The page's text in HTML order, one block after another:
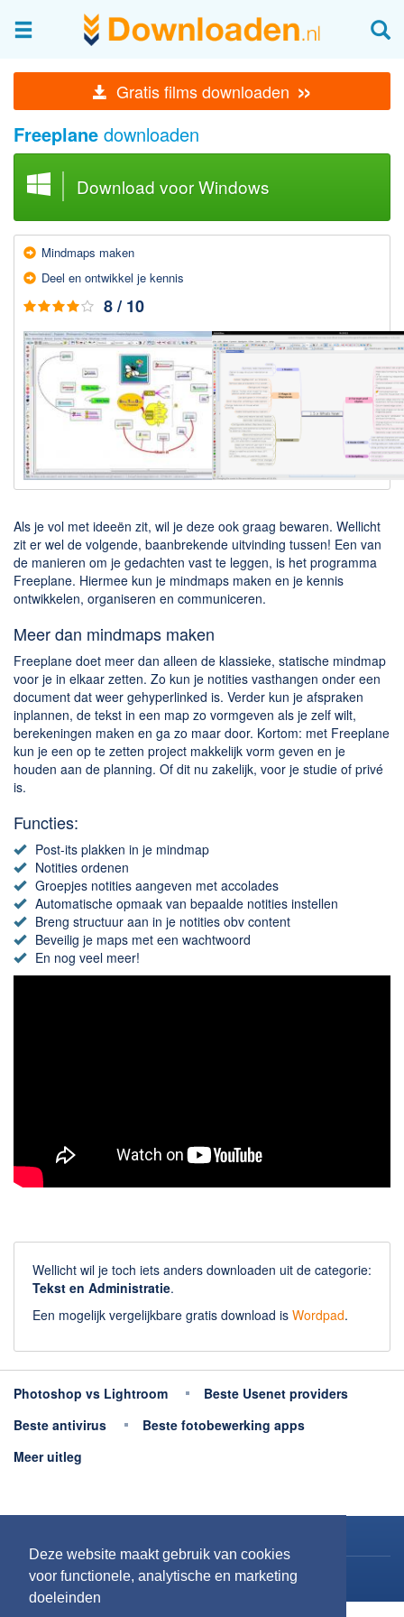
Deze website maakt gebruik van cookies
voor functionele, analytische en marketing
doeleinden
Gratis films downloaden »
Afbeeldingen & fotografie
Beheren en bekijken
Afbeelding & foto bewerken
Foto apps
Screenshots Maken
Audio & Video
Branden en Rippen
Media streamen
Mediaspeler
Opnemen Audio en Video
Video bewerken
Downloaden
BitTorrent Clients
Nieuwslezers (Downloaden via usenet)
Onderhoud & Veiligheid
Computer opschonen
Veilig online
Productiviteit
Adresboek en contacten
Planning en organisatie
Tekst en Administratie
Overige
Parkeer apps
Rar en Zip (Compressie - Unzip)
Shopping
Spelletjes en Games
Webbrowsers
Freeplane downloaden
Download voor Windows
Mind­maps maken
Deel en ontwikkel je kennis
8 / 10
Als je vol met ideeën zit, wil je deze ook graag bewaren. Wellicht
zit er wel de volgende, baanbrekende uitvinding tussen! Een van
de manieren om je gedachten vast te leggen, is het programma
Freeplane. Hiermee kun je mindmaps maken en je kennis
ontwikkelen, organiseren en communiceren.
Meer dan mindmaps maken
Freeplane doet meer dan alleen de klassieke, statische mindmap
voor je in elkaar zetten. Zo kun je notities vasthangen onder een
document dat weer gehyperlinked is. Verder kun je afspraken
inplannen, de tekst in een map zo vormgeven als je zelf wilt,
berekeningen maken en ga zo maar door. Kortom: met Freeplane
kun je een op te zetten project makkelijk vorm geven en je
houden aan de planning. Of dit nu zakelijk, voor je studie of privé
is.
Functies:
Post-its plakken in je mindmap
Notities ordenen
Groepjes notities aangeven met accolades
Automatische opmaak van bepaalde notities instellen
Breng structuur aan in je notities obv content
Beveilig je maps met een wachtwoord
En nog veel meer!
Wellicht wil je toch iets anders downloaden uit de categorie:
Tekst en Administratie.
Een mogelijk vergelijkbare gratis download is Wordpad.
Photoshop vs Lightroom
Beste Usenet providers
Beste antivirus
Beste fotobewerking apps
Meer uitleg
Contact opnemen